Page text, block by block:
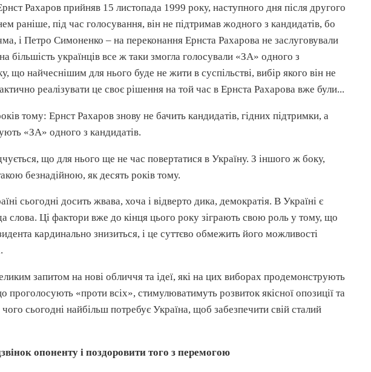
Рахаров прийняв 15 листопада 1999 року, наступного дня після другого
раніше, під час голосування, він не підтримав жодного з кандидатів, бо
і Петро Симоненко – на переконання ЕрнстаРахарова незаслуговували
українців все ж таки змогла голосували «ЗА» одного з
що найчеснішим для нього буде не жити в суспільстві, вибір якого він не
реалізувати це своє рішення на той час в ЕрнстаРахарова вже були...
тому: ЕрнстРахаров знову не бачить кандидатів, гідних підтримки, а
«ЗА» одного з кандидатів.
, що для нього ще не час повертатися в Україну. З іншого ж боку,
безнадійною, як десять років тому.
сьогодні досить жвава, хоча і відверто дика, демократія. В Україні є
слова. Ці фактори вже до кінця цього року зіграють свою роль у тому, що
кардинально знизиться, і це суттєво обмежить його можливості
запитом на нові обличчя та ідеї, які на цих виборах продемонструють
«проти всіх», стимулюватимуть розвиток якісної опозиції та
сьогодні найбільш потребує Україна, щоб забезпечити свій сталий
опоненту і поздоровити того з перемогою